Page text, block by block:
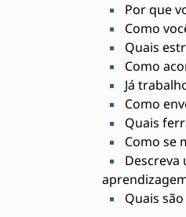
Por que
Como
Quais
Como
Já
Como
Quais
Como se
Quais